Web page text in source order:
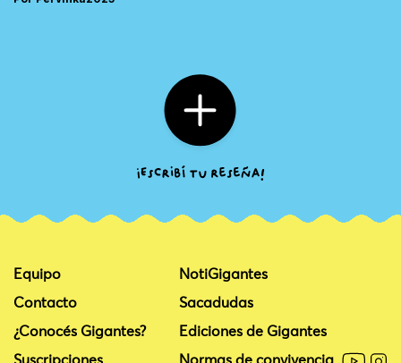
Equipo
Contacto
¿Conocés Gigantes?
NotiGigantes
Sacadudas
Ediciones de Gigantes